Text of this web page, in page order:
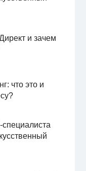
и зачем
что это и
специалиста